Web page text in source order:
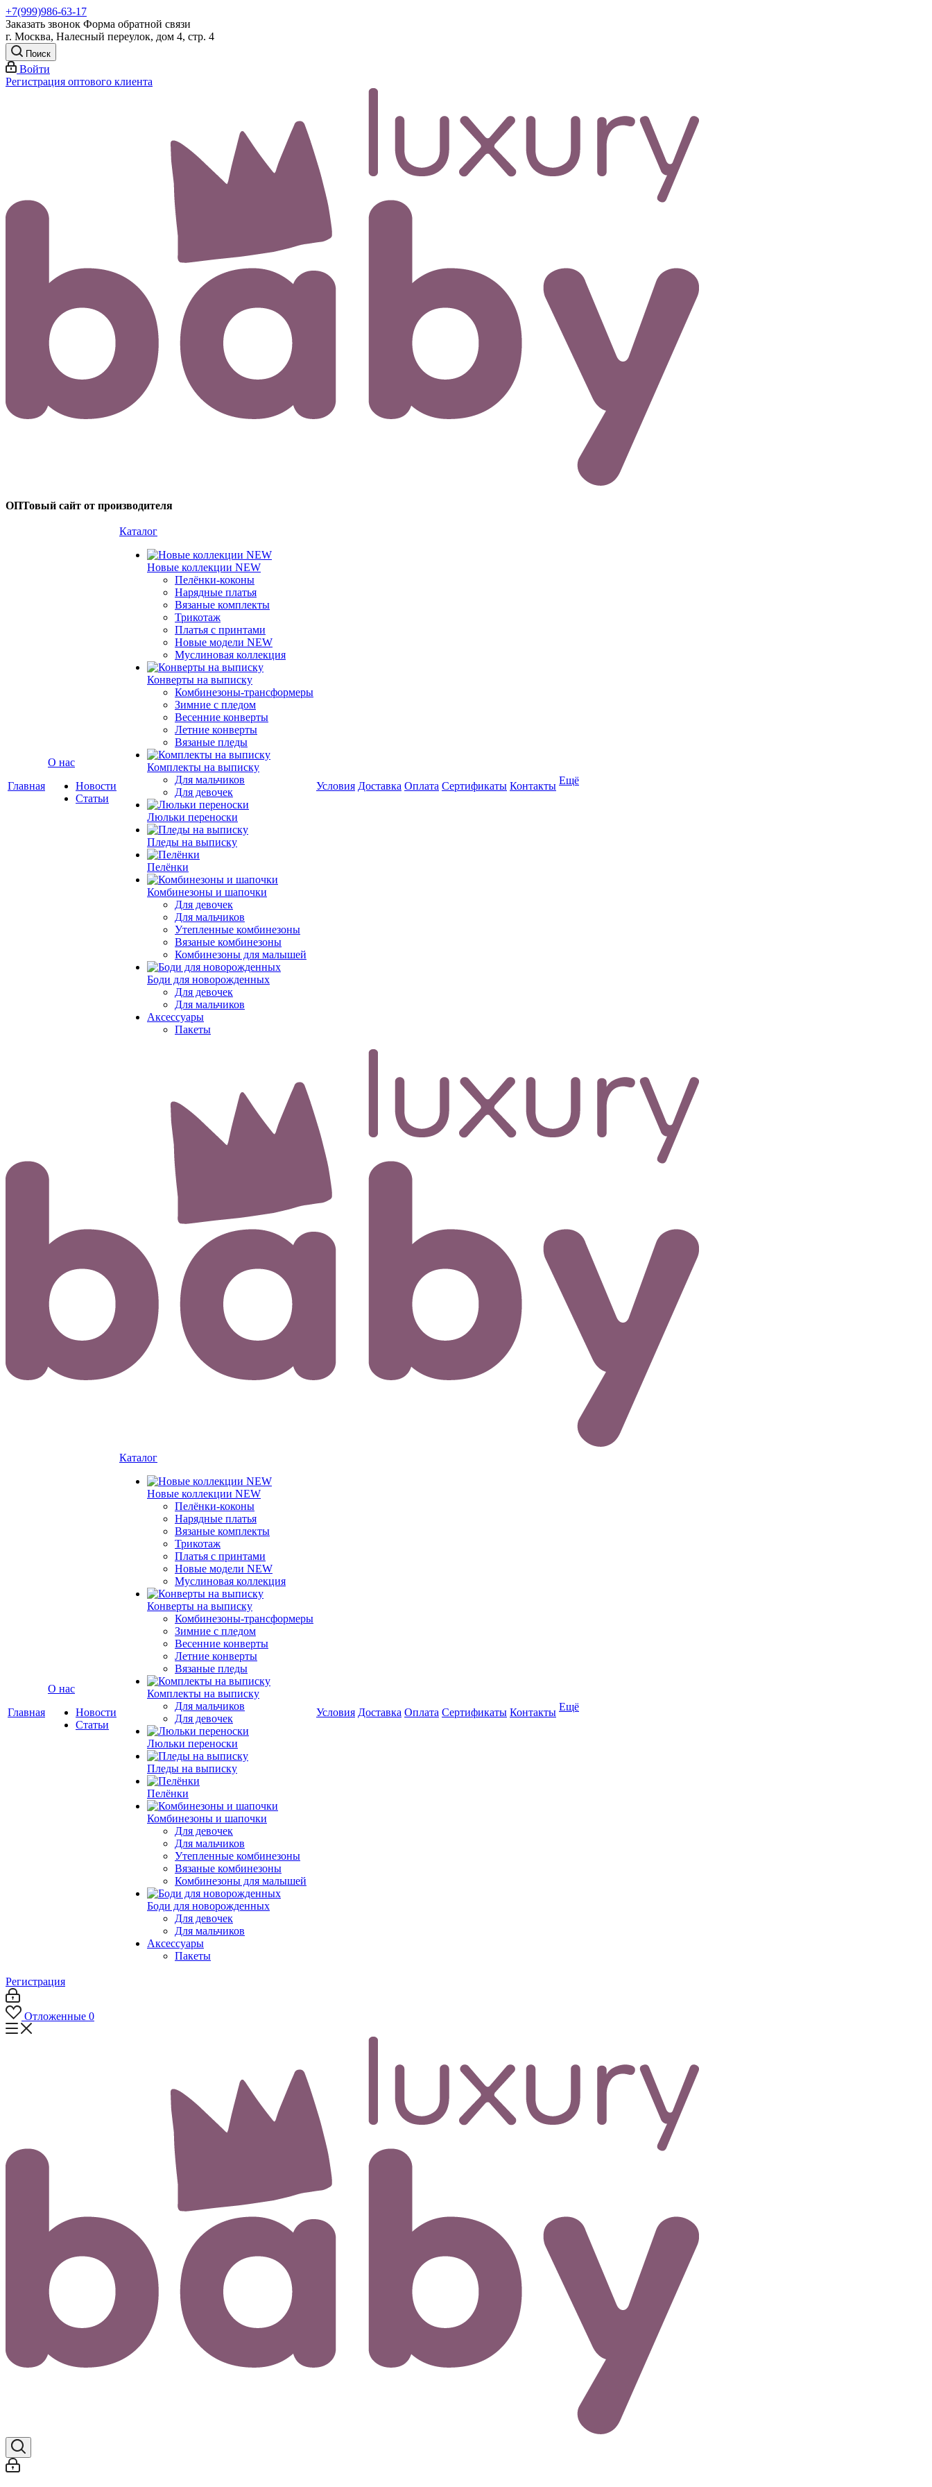
+7(999)986-63-17
Заказать звонок Форма обратной связи
г. Москва, Налесный переулок, дом 4, стр. 4
Поиск
Войти
Регистрация оптового клиента
ОПТовый сайт от производителя
Главная
О нас
Новости
Статьи
Каталог
Новые коллекции NEW
Пелёнки-коконы
Нарядные платья
Вязаные комплекты
Трикотаж
Платья с принтами
Новые модели NEW
Муслиновая коллекция
Конверты на выписку
Комбинезоны-трансформеры
Зимние с пледом
Весенние конверты
Летние конверты
Вязаные пледы
Комплекты на выписку
Для мальчиков
Для девочек
Люльки переноски
Пледы на выписку
Пелёнки
Комбинезоны и шапочки
Для девочек
Для мальчиков
Утепленные комбинезоны
Вязаные комбинезоны
Комбинезоны для малышей
Боди для новорожденных
Для девочек
Для мальчиков
Аксессуары
Пакеты
Условия Доставка Оплата Сертификаты Контакты Ещё
Главная
О нас
Новости
Статьи
Каталог
Новые коллекции NEW
Пелёнки-коконы
Нарядные платья
Вязаные комплекты
Трикотаж
Платья с принтами
Новые модели NEW
Муслиновая коллекция
Конверты на выписку
Комбинезоны-трансформеры
Зимние с пледом
Весенние конверты
Летние конверты
Вязаные пледы
Комплекты на выписку
Для мальчиков
Для девочек
Люльки переноски
Пледы на выписку
Пелёнки
Комбинезоны и шапочки
Для девочек
Для мальчиков
Утепленные комбинезоны
Вязаные комбинезоны
Комбинезоны для малышей
Боди для новорожденных
Для девочек
Для мальчиков
Аксессуары
Пакеты
Условия Доставка Оплата Сертификаты Контакты Ещё
Регистрация
Отложенные 0